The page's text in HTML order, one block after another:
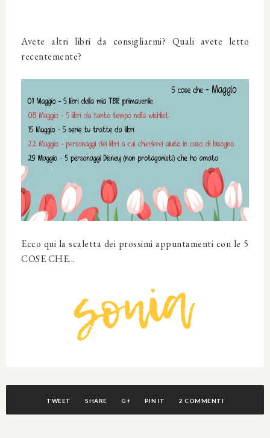
Avete altri libri da consigliarmi? Quali avete letto
recentemente?
Ecco qui la scaletta dei prossimi appuntamenti con le 5
COSE CHE...
TWEET SHARE G+ PIN IT 2 COMMENTI